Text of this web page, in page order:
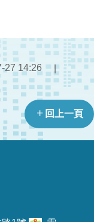
27 14:26
回上一頁